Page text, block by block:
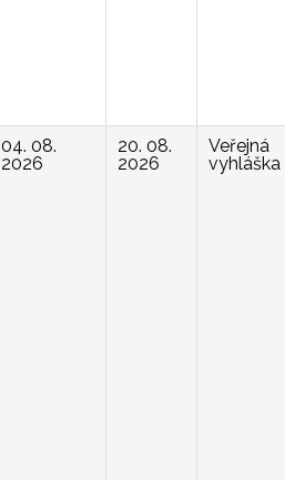
04. 08.
2026
20. 08.
2026
Veřejná
vyhláška